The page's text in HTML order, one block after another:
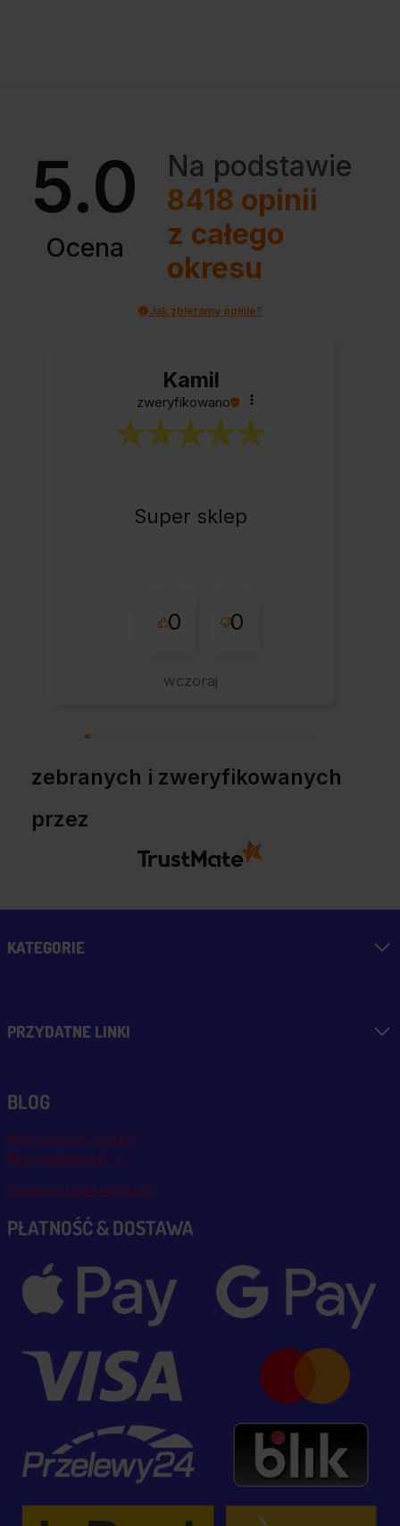
5.0
Ocena
Na podstawie
8418 opinii
z całego
okresu
Jak zbieramy opinie?
Kamil
zweryfikowano
Super sklep
0 0
wczoraj
zebranych i zweryfikowanych
przez
KATEGORIE
PRZYDATNE LINKI
BLOG
Blog, nowości, artykuły
Blog msalamon.pl →
Partnerzy MSALAMON.PL
PŁATNOŚĆ & DOSTAWA